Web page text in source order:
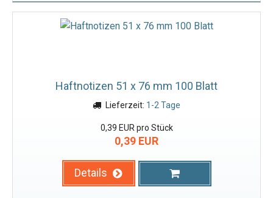
Haftnotizen 51 x 76 mm 100 Blatt
Lieferzeit: 1-2 Tage
0,39 EUR pro Stück
0,39 EUR
Details